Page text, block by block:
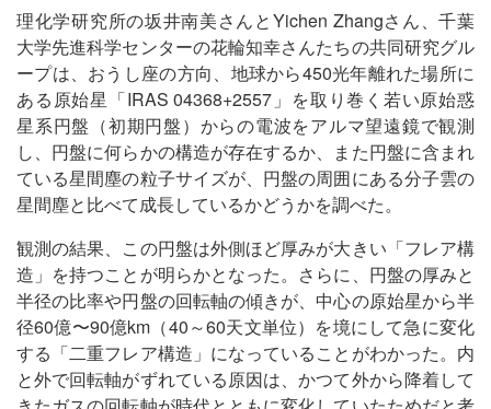
理化学研究所の坂井南美さんとYichen Zhangさん、千葉
大学先進科学センターの花輪知幸さんたちの共同研究グル
ープは、おうし座の方向、地球から450光年離れた場所に
ある原始星「IRAS 04368+2557」を取り巻く若い原始惑
星系円盤（初期円盤）からの電波をアルマ望遠鏡で観測
し、円盤に何らかの構造が存在するか、また円盤に含まれ
ている星間塵の粒子サイズが、円盤の周囲にある分子雲の
星間塵と比べて成長しているかどうかを調べた。
観測の結果、この円盤は外側ほど厚みが大きい「フレア構
造」を持つことが明らかとなった。さらに、円盤の厚みと
半径の比率や円盤の回転軸の傾きが、中心の原始星から半
径60億〜90億km（40～60天文単位）を境にして急に変化
する「二重フレア構造」になっていることがわかった。内
と外で回転軸がずれている原因は、かつて外から降着して